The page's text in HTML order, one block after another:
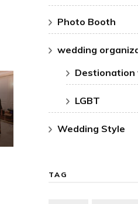
Photo Booth
wedding
Destionation
LGBT
Wedding Style
TAG